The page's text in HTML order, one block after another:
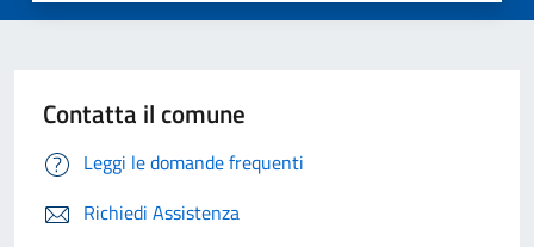
Contatta il comune
Leggi le domande frequenti
Richiedi Assistenza